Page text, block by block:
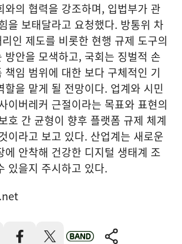
와의 협력을 강조하며, 입법부가 관
을 보태달라고 요청했다. 방통위 차
인 제도를 비롯한 현행 규제 도구의
방안을 모색하고, 국회는 징벌적 손
책임 범위에 대한 보다 구체적인 기
할을 맡게 될 전망이다. 업계와 시민
이버레커 근절이라는 목표와 표현의
호 간 균형이 향후 플랫폼 규제 체계
이라고 보고 있다. 산업계는 새로운
에 안착해 건강한 디지털 생태계 조
있을지 주시하고 있다.